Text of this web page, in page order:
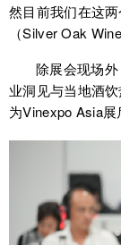
然目前我们在这
（Silver Oak
除展会现场
业洞见与当地酒
为Vinexpo Asia展